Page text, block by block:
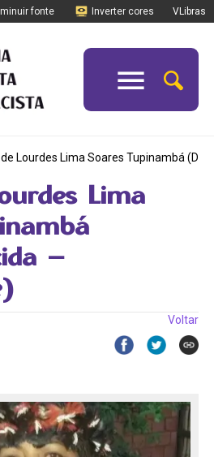
fonte Inverter cores VLibras
Lourdes Lima Soares Tupinambá
Lima
–
Voltar